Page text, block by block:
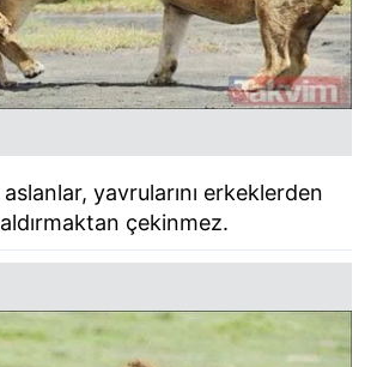
yavrularını erkeklerden
çekinmez.